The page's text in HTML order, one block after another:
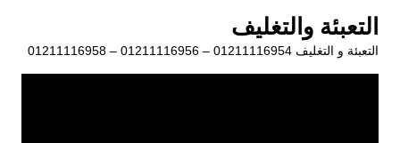
المحتوى
التعبئة والتغليف
التعبئة و التغليف 01211116954 – 01211116956 – 01211116958